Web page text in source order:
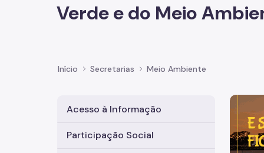
Verde e do Meio
Início Secretarias Meio Ambiente
Acesso à Informação
Participação Social